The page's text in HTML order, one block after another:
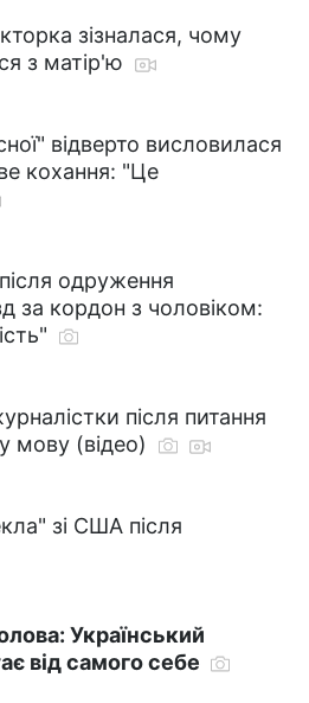
зізналася, чому
з матір'ю
відверто висловилася
кохання: "Це
одруження
за кордон з чоловіком:
після питання
мову (відео)
зі США після
Український
від самого себе